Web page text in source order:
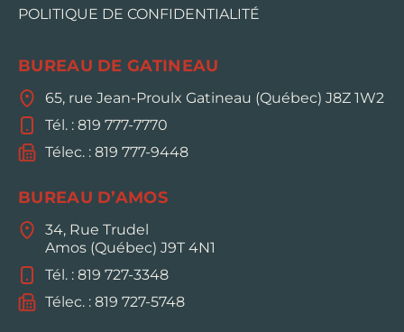
POLITIQUE DE CONFIDENTIALITÉ
BUREAU DE GATINEAU
65, rue Jean-Proulx Gatineau (Québec) J8Z 1W2
Tél. : 819 777-7770
Télec. : 819 777-9448
BUREAU D’AMOS
34, Rue Trudel
Amos (Québec) J9T 4N1
Tél. : 819 727-3348
Télec. : 819 727-5748